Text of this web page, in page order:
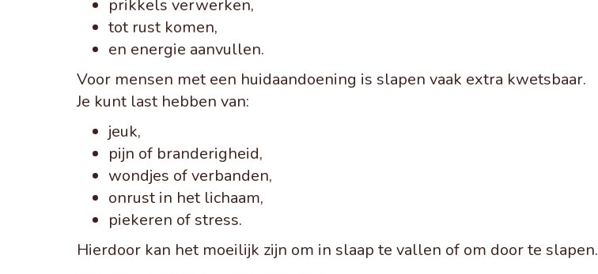
prikkels verwerken,
tot rust komen,
en energie aanvullen.
Voor mensen met een huidaandoening is slapen vaak extra kwetsbaar.
Je kunt last hebben van:
jeuk,
pijn of branderigheid,
wondjes of verbanden,
onrust in het lichaam,
piekeren of stress.
Hierdoor kan het moeilijk zijn om in slaap te vallen of om door te slapen.